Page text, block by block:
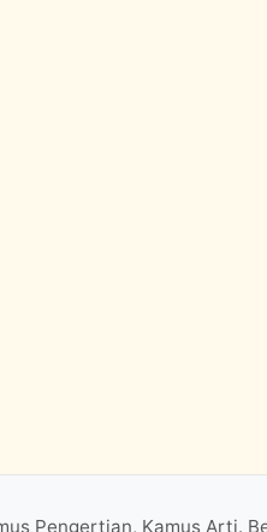
Pengertian, Kamus Arti.